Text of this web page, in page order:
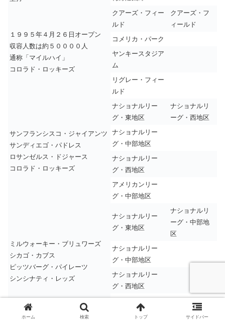
１９９５年４月２６日オープン
収容人数は約５００００人
通称「マイルハイ」
コロラド・ロッキーズ
クアーズ・フィー
ルド
クアーズ・フ
ィールド
コメリカ・パーク
ヤンキースタジア
ム
リグレー・フィー
ルド
サンフランシスコ・ジャイアンツ
サンディエゴ・パドレス
ロサンゼルス・ドジャース
コロラド・ロッキーズ
ナショナルリー
グ・東地区
ナショナルリ
ーグ・西地区
ナショナルリー
グ・中部地区
ナショナルリー
グ・西地区
アメリカンリー
グ・中部地区
ミルウォーキー・ブリュワーズ
シカゴ・カブス
ピッツバーグ・パイレーツ
シンシナティ・レッズ
ナショナルリー
グ・東地区
ナショナルリ
ーグ・中部地
区
ナショナルリー
グ・中部地区
ナショナルリー
グ・西地区
グ・中部地区
ホーム 検索 トップ サイドバー